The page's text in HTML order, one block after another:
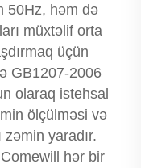
50Hz, həm də
müxtəlif orta
üçün
GB1207-2006
olaraq istehsal
ölçülməsi və
yaradır.
hər bir